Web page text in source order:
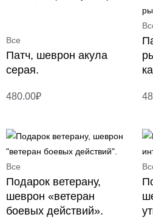
Все
Патч, шеврон акула
серая.
480.00₽
Все
Подарок ветерану,
шеврон «ветеран
боевых действий».